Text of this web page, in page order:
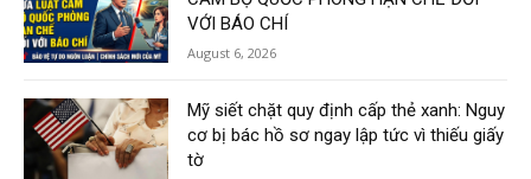
VỚI BÁO CHÍ
August 6, 2026
Mỹ siết chặt quy định cấp thẻ xanh: Nguy
cơ bị bác hồ sơ ngay lập tức vì thiếu giấy
tờ